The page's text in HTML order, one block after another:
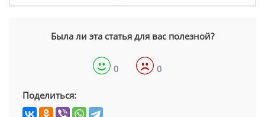
Была ли эта статья для вас полезной?
0 0
Поделиться: